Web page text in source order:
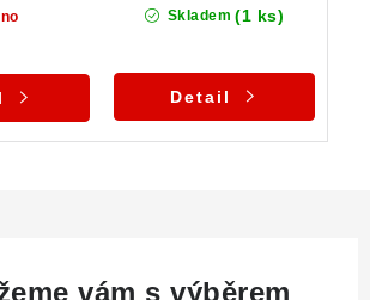
Skladem (1 ks)
Detail
vám s výběrem